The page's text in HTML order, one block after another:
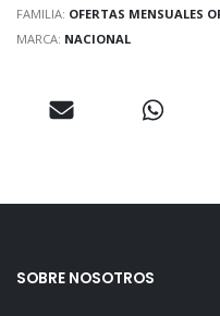
FAMILIA: OFERTAS MENSUALES
MARCA: NACIONAL
SOBRE NOSOTROS